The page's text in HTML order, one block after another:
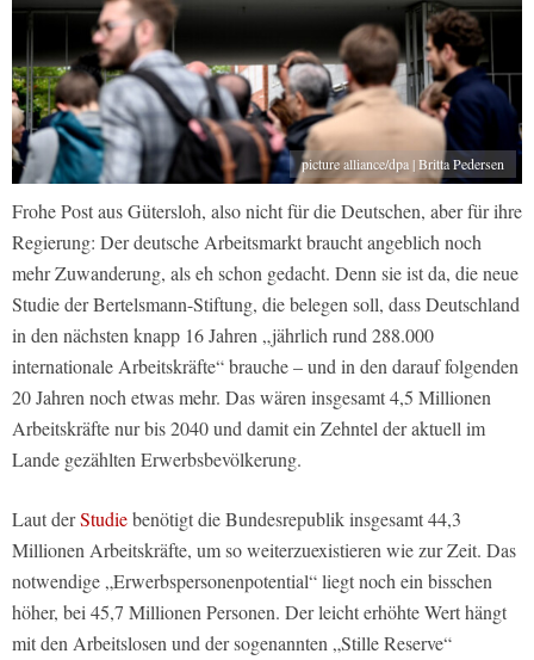
picture alliance/dpa | Britta Pedersen
Frohe Post aus Gütersloh, also nicht für die Deutschen, aber für ihre
Regierung: Der deutsche Arbeitsmarkt braucht angeblich noch
mehr Zuwanderung, als eh schon gedacht. Denn sie ist da, die neue
Studie der Bertelsmann-Stiftung, die belegen soll, dass Deutschland
in den nächsten knapp 16 Jahren „jährlich rund 288.000
internationale Arbeitskräfte“ brauche – und in den darauf folgenden
20 Jahren noch etwas mehr. Das wären insgesamt 4,5 Millionen
Arbeitskräfte nur bis 2040 und damit ein Zehntel der aktuell im
Lande gezählten Erwerbsbevölkerung.
Laut derStudiebenötigt die Bundesrepublik insgesamt 44,3
Millionen Arbeitskräfte, um so weiterzuexistieren wie zur Zeit. Das
notwendige „Erwerbspersonenpotential“ liegt noch ein bisschen
höher, bei 45,7 Millionen Personen. Der leicht erhöhte Wert hängt
mit den Arbeitslosen und der sogenannten „Stille Reserve“